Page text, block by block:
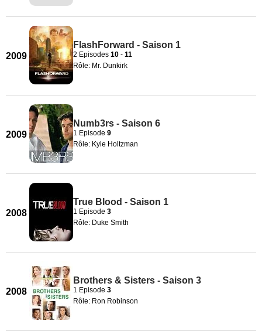
2009
FlashForward - Saison 1
2 Episodes 10 - 11
Rôle: Mr. Dunkirk
2009
Numb3rs - Saison 6
1 Episode 9
Rôle: Kyle Holtzman
2008
True Blood - Saison 1
1 Episode 3
Rôle: Duke Smith
2008
Brothers & Sisters - Saison 3
1 Episode 3
Rôle: Ron Robinson